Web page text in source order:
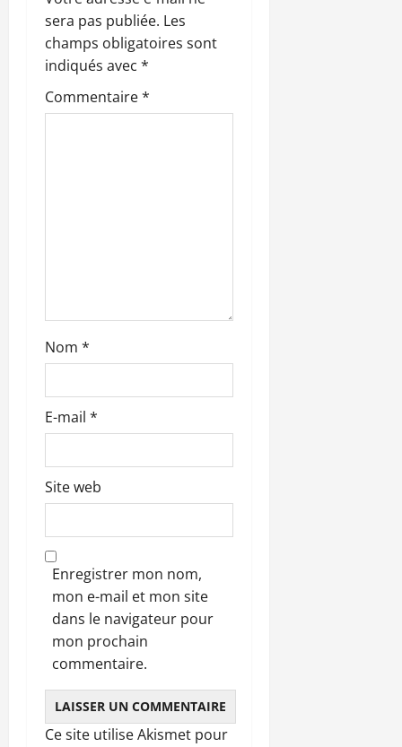
n
d
’
l
e
sera pas publiée. Les
champs obligatoires sont
indiqués avec *
Commentaire*
Nom *
E-mail *
Site web
Enregistrer mon nom,
mon e-mail et mon site
dans le navigateur pour
mon prochain
commentaire.
Ce site utilise Akismet pour